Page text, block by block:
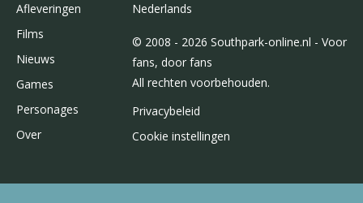
Afleveringen
Films
Nieuws
Games
Personages
Over
Nederlands
© 2008 - 2026 Southpark-online.nl - Voor
fans, door fans
All rechten voorbehouden.
Privacybeleid
Cookie instellingen